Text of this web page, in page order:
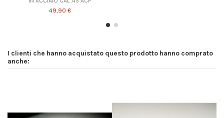
49,90 €
I clienti che hanno acquistato questo prodotto hanno comprato
anche: